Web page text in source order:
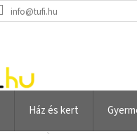
info@tufi.hu
Ház és kert